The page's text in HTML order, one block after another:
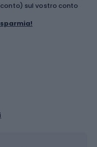
sul vostro conto